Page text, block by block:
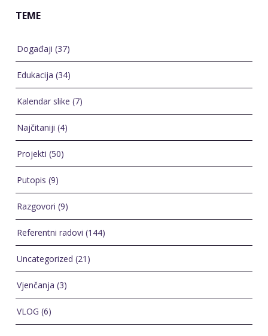
TEME
Događaji (37)
Edukacija (34)
Kalendar slike (7)
Najčitaniji (4)
Projekti (50)
Putopis (9)
Razgovori (9)
Referentni radovi (144)
Uncategorized (21)
Vjenčanja (3)
VLOG (6)